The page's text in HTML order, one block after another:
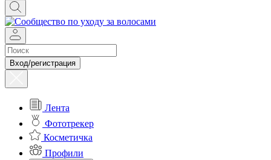
Вход/регистрация
Лента
Фототрекер
Косметичка
Профили